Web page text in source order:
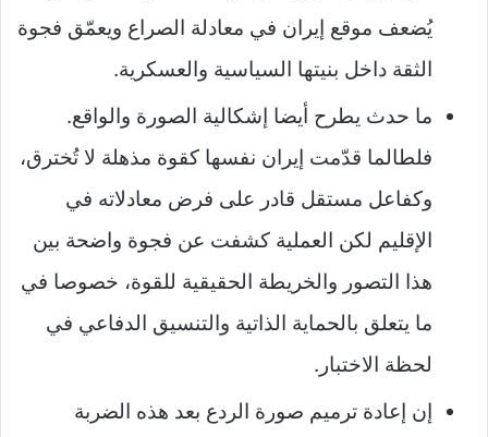
يُضعف موقع إيران في معادلة الصراع ويعمّق فجوة
الثقة داخل بنيتها السياسية والعسكرية.
ما حدث يطرح أيضا إشكالية الصورة والواقع.
فلطالما قدّمت إيران نفسها كقوة مذهلة لا تُخترق،
وكفاعل مستقل قادر على فرض معادلاته في
الإقليم لكن العملية كشفت عن فجوة واضحة بين
هذا التصور والخريطة الحقيقية للقوة، خصوصا في
ما يتعلق بالحماية الذاتية والتنسيق الدفاعي في
لحظة الاختبار.
إن إعادة ترميم صورة الردع بعد هذه الضربة